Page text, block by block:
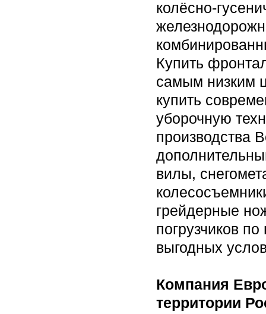
колёсно-
Купить
самым низким
купить
уборочную
производства
вилы,
грейдерные
погрузчиков
выгодных
Компания
территории